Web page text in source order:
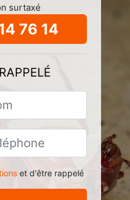
surtaxé
76 14
et d'être rappelé